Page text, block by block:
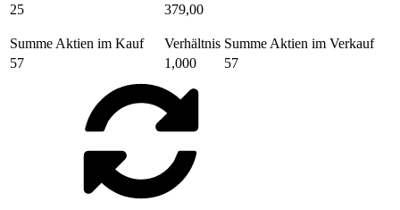
25
379,00
Summe Aktien im Kauf Verhältnis Summe Aktien im Verkauf
57
1,000 57